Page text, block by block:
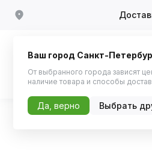
Автохимия,
Ваш город Санкт-
От выбранного города зависят
наличие товара и способы
Да, верно Выбрать